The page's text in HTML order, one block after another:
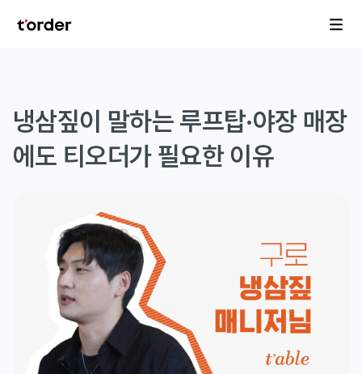
냉삼짚이 말하는 루프탑·야장 매장
에도 티오더가 필요한 이유